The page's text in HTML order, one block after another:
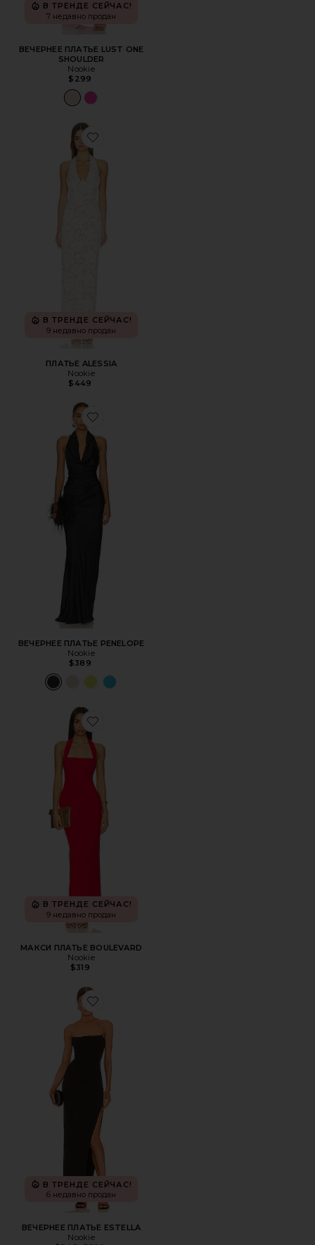
В ТРЕНДЕ СЕЙЧАС!
7 недавно продан
ВЕЧЕРНЕЕ ПЛАТЬЕ LUST ONE
SHOULDER
Nookie
$299
Favorite ПЛАТЬЕ ALESSIA
В ТРЕНДЕ СЕЙЧАС!
9 недавно продан
ПЛАТЬЕ ALESSIA
Nookie
$449
Favorite ВЕЧЕРНЕЕ ПЛАТЬЕ PENELOPE
ВЕЧЕРНЕЕ ПЛАТЬЕ PENELOPE
Nookie
$389
Favorite МАКСИ ПЛАТЬЕ BOULEVARD
В ТРЕНДЕ СЕЙЧАС!
9 недавно продан
МАКСИ ПЛАТЬЕ BOULEVARD
Nookie
$319
Favorite ВЕЧЕРНЕЕ ПЛАТЬЕ ESTELLA
В ТРЕНДЕ СЕЙЧАС!
6 недавно продан
ВЕЧЕРНЕЕ ПЛАТЬЕ ESTELLA
Nookie